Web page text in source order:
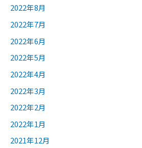
2022年8月
2022年7月
2022年6月
2022年5月
2022年4月
2022年3月
2022年2月
2022年1月
2021年12月